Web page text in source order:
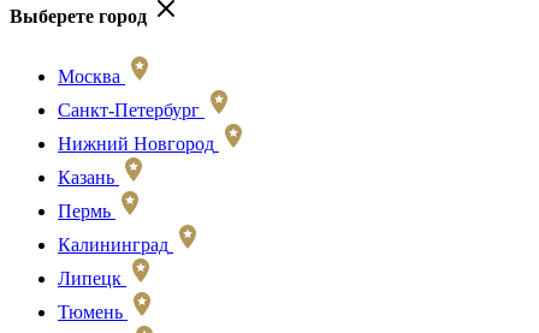
Выберете город
Москва
Санкт-Петербург
Нижний Новгород
Казань
Пермь
Калининград
Липецк
Тюмень